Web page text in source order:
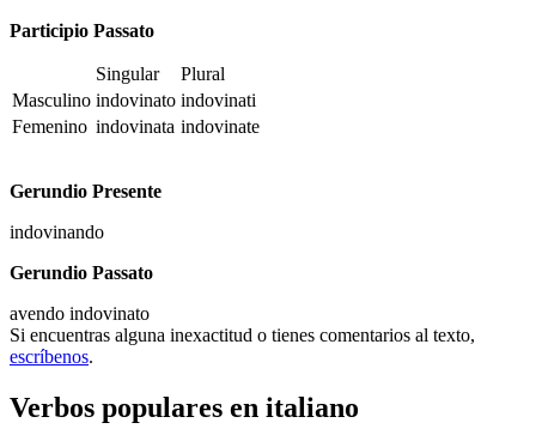
Participio Passato
Singular
Plural
Masculino indovinato indovinati
Femenino indovinata indovinate
Gerundio Presente
indovinando
Gerundio Passato
avendo indovinato
Si encuentras alguna inexactitud o tienes comentarios al texto,
escríbenos.
Verbos populares en italiano